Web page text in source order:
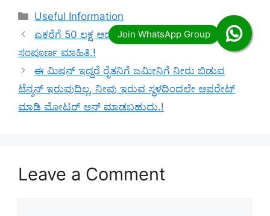
Categories
Useful Information
ಎಕರೆಗೆ 50 ಲಕ್ಷ ಆದಾಯ ಕೊಡುವ ಅಗರ್ ವುಡ್ ಕೃಷಿಯ
ಸಂಪೂರ್ಣ ಮಾಹಿತಿ.!
ಈ ಮಿಷನ್ ಇದ್ದರೆ ರೈತನಿಗೆ ಜಮೀನಿಗೆ ನೀರು ಬಿಡುವ
ಟೆನ್ಶನ್ ಇರುವುದಿಲ್ಲ, ನೀವು ಇರುವ ಸ್ಥಳದಿಂದಲೇ ಆಪರೇಟ್
ಮಾಡಿ ಮೋಟರ್ ಆನ್ ಮಾಡಬಹುದು.!
Leave a Comment